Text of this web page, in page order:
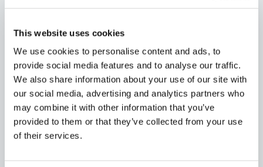
This website uses cookies
We use cookies to personalise content and ads, to
provide social media features and to analyse our traffic.
We also share information about your use of our site with
our social media, advertising and analytics partners who
may combine it with other information that you’ve
provided to them or that they’ve collected from your use
of their services.
passeggiata nel centro di Chichester, città di
cattedrale imponente e la Pallant House
Gallery, galleria d’arte moderna ospitata in
una villa georgiana.